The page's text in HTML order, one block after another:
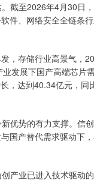
截至2026年4月30日
件、网络安全全链条
，存储行业高景气，
发展下国产高端芯片
，达到40.34亿元，同
优势的有力支撑。信
国产替代需求驱动下
产业已进入技术驱动